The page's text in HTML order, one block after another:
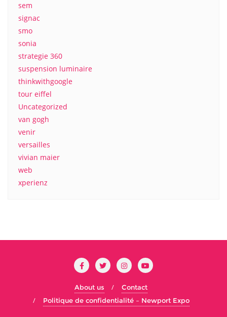
sem
signac
smo
sonia
strategie 360
suspension luminaire
thinkwithgoogle
tour eiffel
Uncategorized
van gogh
venir
versailles
vivian maier
web
xperienz
About us
Contact
Politique de confidentialité – Newport Expo